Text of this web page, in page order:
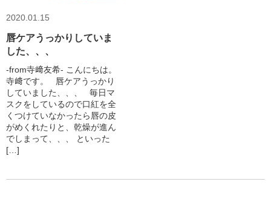
2020.01.15
唇ケアうっかりしていま
した、、、
-from寺﨑友希‐ こんにちは。
寺﨑です。 唇ケアうっかり
していました、、、 毎日マ
スクをしているので口紅を全
くつけていなかったら唇の皮
がめくれたりと、乾燥が進ん
でしまって、、、 といった
[…]